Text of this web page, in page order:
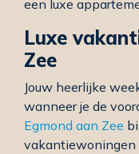
een luxe
Luxe
Zee
Jouw heerlijke
wanneer je de
Egmond aan Zee
vakantiewoningen